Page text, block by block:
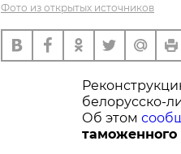
Фото из открытых источников
белорусско-
Об этом